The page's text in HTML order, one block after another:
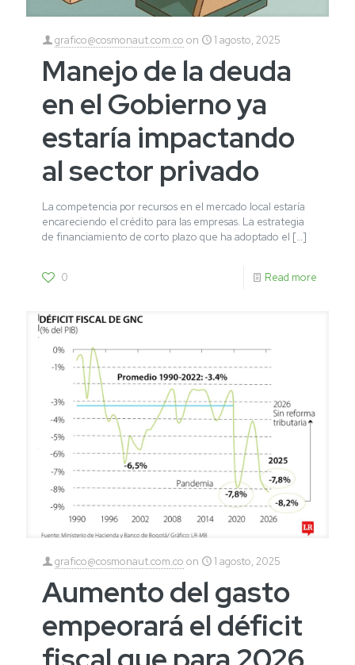
grafico@cosmonaut.com.co on 1 agosto, 2025
Manejo de la deuda
en el Gobierno ya
estaría impactando
al sector privado
La competencia por recursos en el mercado local estaría
encareciendo el crédito para las empresas. La estrategia
de financiamiento de corto plazo que ha adoptado el […]
0 Read more
grafico@cosmonaut.com.co on 1 agosto, 2025
Aumento del gasto
empeorará el déficit